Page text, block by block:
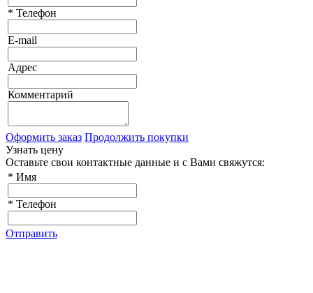
* Телефон
E-mail
Адрес
Комментарий
Оформить заказ Продолжить покупки
Узнать цену
Оставьте свои контактные данные и с Вами свяжутся:
* Имя
* Телефон
Отправить